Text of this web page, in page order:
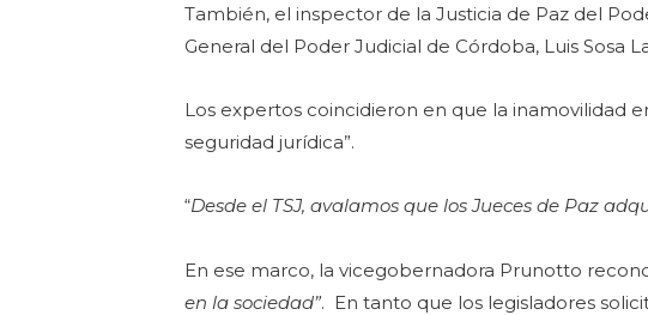
También, el inspector de la Justicia de Paz del
General del Poder Judicial de Córdoba, Luis Sosa
Los expertos coincidieron en que la inamovilidad
seguridad jurídica”.
“Desde el TSJ, avalamos que los Jueces de Paz
En ese marco, la vicegobernadora Prunotto
en la sociedad”. En tanto que los legisladores